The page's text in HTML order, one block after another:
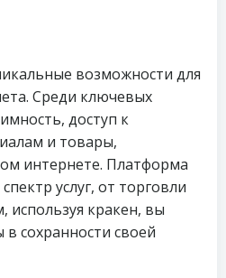
возможности для
Среди ключевых
доступ к
и товары,
интернете. Платформа
услуг, от торговли
кракен, вы
сохранности своей